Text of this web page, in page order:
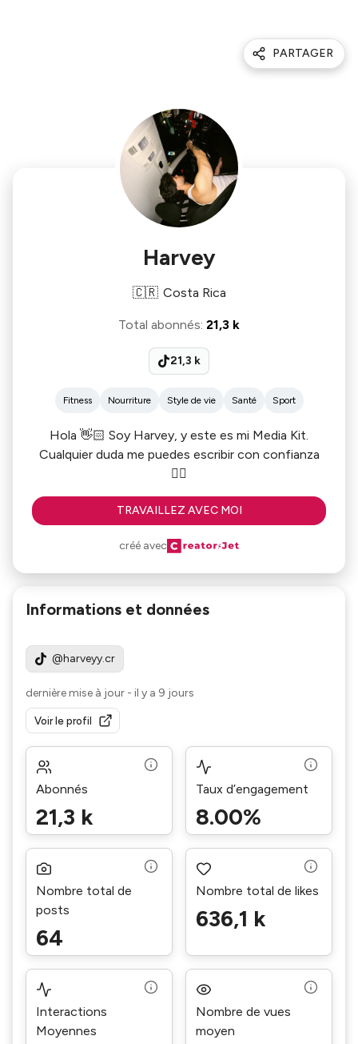
PARTAGER
Harvey
🇨🇷 Costa Rica
Total abonnés: 21,3 k
21,3 k
Fitness Nourriture Style de vie Santé Sport
Hola 👋🏻 Soy Harvey, y este es mi Media Kit.
Cualquier duda me puedes escribir con confianza
👌🏻
TRAVAILLEZ AVEC MOI
créé avec
Informations et données
@harveyy.cr
dernière mise à jour - il y a 9 jours
Voir le profil
Abonnés
21,3 k
Taux d’engagement
8.00%
Nombre total de
posts
64
Nombre total de likes
636,1 k
Interactions
Moyennes
Nombre de vues
moyen